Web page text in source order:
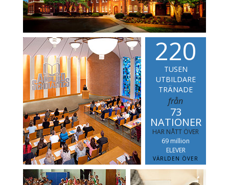
220
TUSEN
UTBILDARE
TRÄNADE
från
73
NATIONER
HAR NÅTT ÖVER
69 million
ELEVER
VÄRLDEN ÖVER